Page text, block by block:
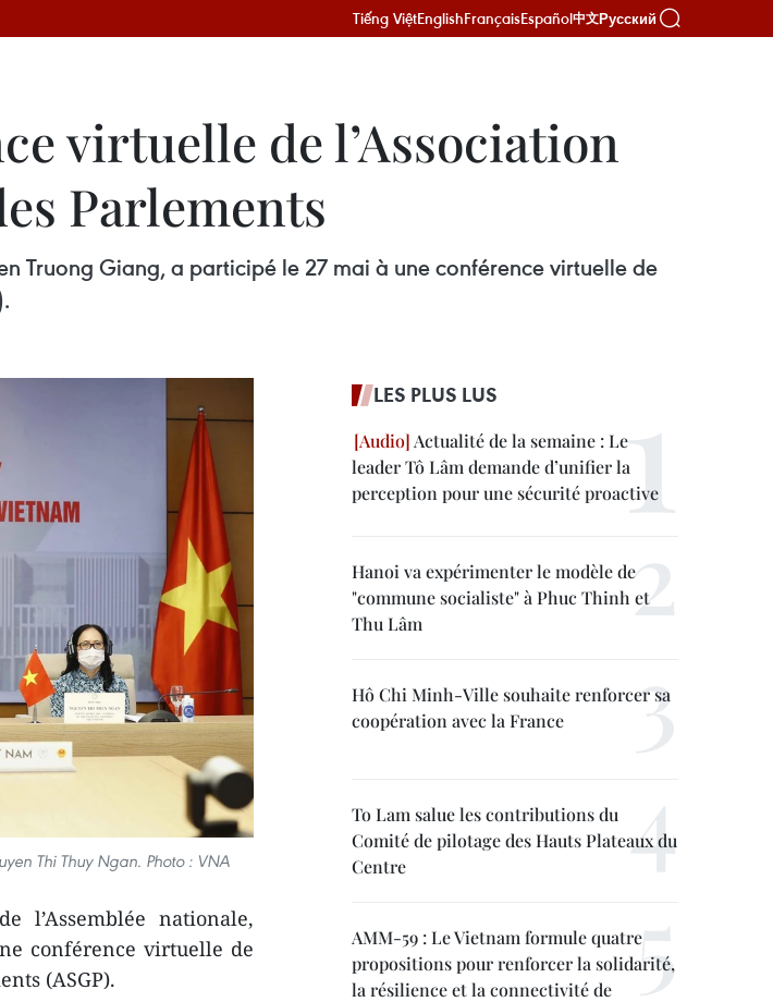
Tiếng ViệtEnglishFrançaisEspañol中文Русский
virtuelle de l’Association
Parlements
Truong Giang, a participé le 27 mai à une conférence virtuelle de
Thi Thuy Ngan. Photo : VNA
l’Assemblée nationale,
conférence virtuelle de
(ASGP).
LES PLUS LUS
Actualité de la semaine : Le
leader Tô Lâm demande d’unifier la
perception pour une sécurité proactive
Hanoi va expérimenter le modèle de
"commune socialiste" à Phuc Thinh et
Thu Lâm
Hô Chi Minh-Ville souhaite renforcer sa
coopération avec la France
To Lam salue les contributions du
Comité de pilotage des Hauts Plateaux du
Centre
AMM-59 : Le Vietnam formule quatre
propositions pour renforcer la solidarité,
la résilience et la connectivité de